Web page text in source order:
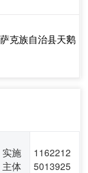
克族自治县天鹅
实施
主体
1162212
5013925